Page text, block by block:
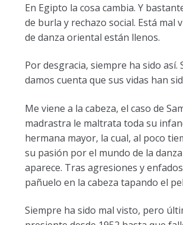
En Egipto la cosa cambia. Y
de burla y rechazo social. Está mal
de danza oriental están llenos.
Por desgracia, siempre ha sido
damos cuenta que sus vidas han
Me viene a la cabeza, el caso de
madrastra le maltrata toda su
hermana mayor, la cual, al poco
su pasión por el mundo de la
aparece. Tras agresiones y
pañuelo en la cabeza tapando el
Siempre ha sido mal visto, pero